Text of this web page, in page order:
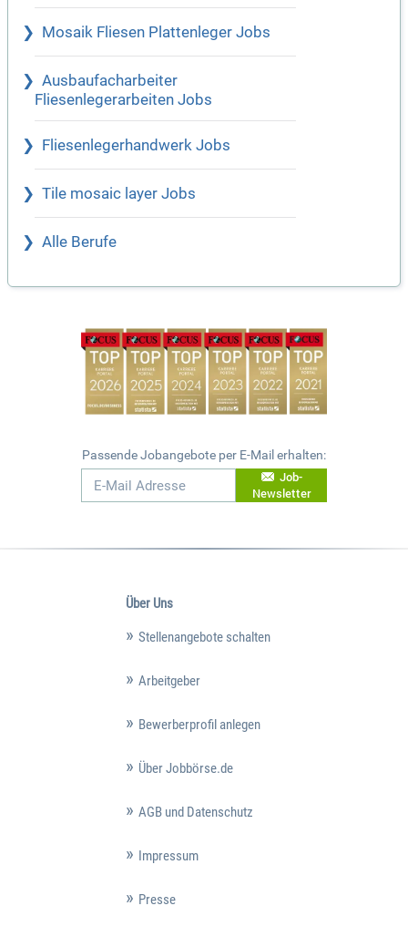
Mosaik Fliesen Plattenleger Jobs
Ausbaufacharbeiter
Fliesenlegerarbeiten Jobs
Fliesenlegerhandwerk Jobs
Tile mosaic layer Jobs
Alle Berufe
Passende Jobangebote per E-Mail erhalten:
Job-
Newsletter
Über Uns
Stellenangebote schalten
Arbeitgeber
Bewerberprofil anlegen
Über Jobbörse.de
AGB und Datenschutz
Impressum
Presse